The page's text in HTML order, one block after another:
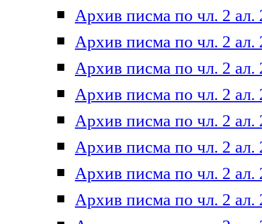
Архив писма по чл. 2 ал.
Архив писма по чл. 2 ал.
Архив писма по чл. 2 ал.
Архив писма по чл. 2 ал.
Архив писма по чл. 2 ал.
Архив писма по чл. 2 ал.
Архив писма по чл. 2 ал.
Архив писма по чл. 2 ал.